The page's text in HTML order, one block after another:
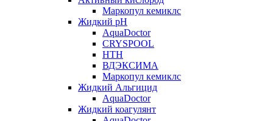
Маркопул кемиклс
Жидкий pH
AquaDoctor
CRYSPOOL
HTH
ВДЭКСИМА
Маркопул кемиклс
Жидкий Альгицид
AquaDoctor
Жидкий коагулянт